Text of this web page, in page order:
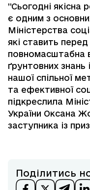
”Сьогодні
є одним з
Міністерства
які ставить
повномасштабна
ґрунтовних знань
нашої спільної
та ефективної
підкреслила
України Оксана
заступника із
Поділитись